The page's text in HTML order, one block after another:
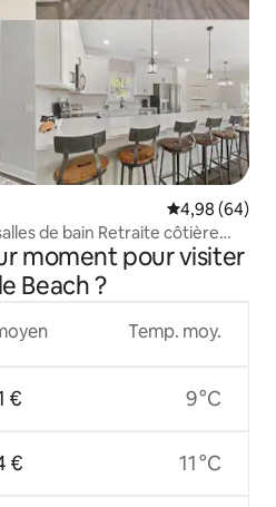
Évaluation
4,98 (64)
de bain Retraite côtière
moment pour visiter
Beach ?
€
€
Temp. moy.
9 °C
11 °C